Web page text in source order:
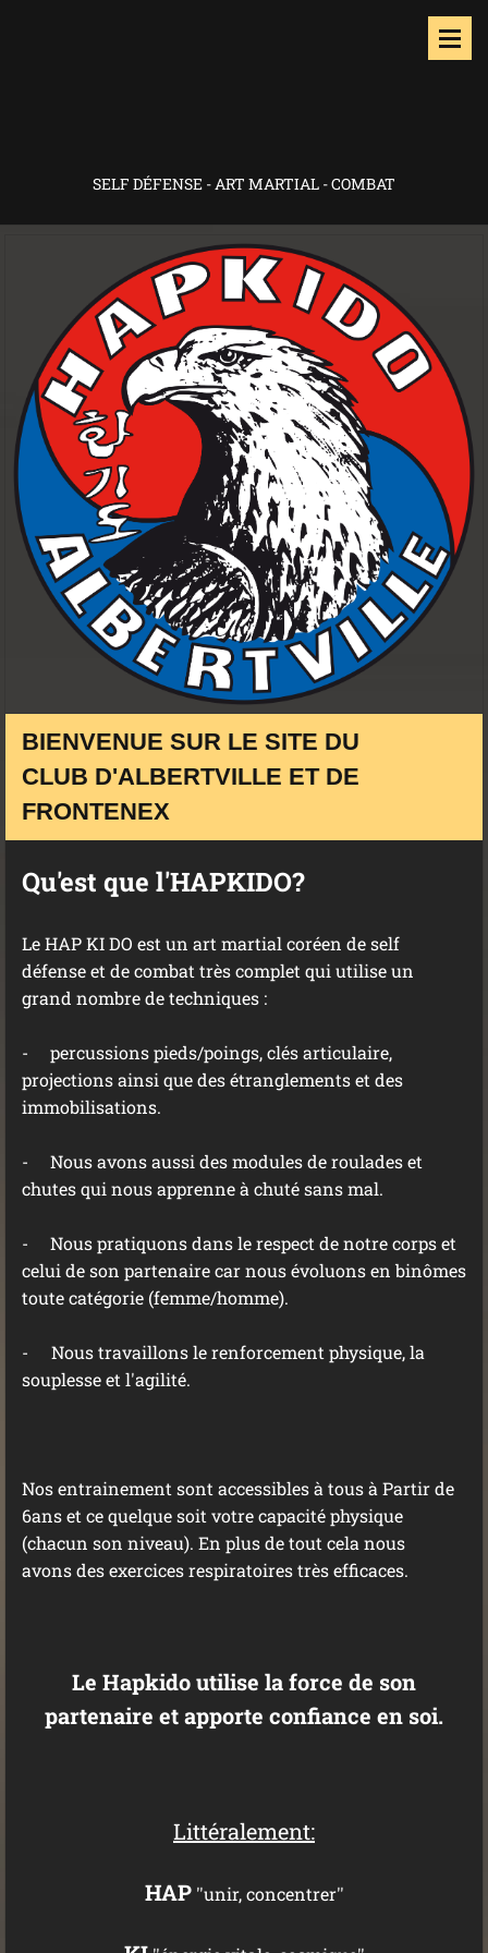
SELF DÉFENSE - ART MARTIAL - COMBAT
BIENVENUE SUR LE SITE DU
CLUB D'ALBERTVILLE ET DE
FRONTENEX
Qu'est que l'HAPKIDO?
Le HAP KI DO est un art martial coréen de self
défense et de combat très complet qui utilise un
grand nombre de techniques :
- percussions pieds/poings, clés articulaire,
projections ainsi que des étranglements et des
immobilisations.
- Nous avons aussi des modules de roulades et
chutes qui nous apprenne à chuté sans mal.
- Nous pratiquons dans le respect de notre corps et
celui de son partenaire car nous évoluons en binômes
toute catégorie (femme/homme).
-
Nous travaillons le renforcement physique, la
souplesse et l'agilité.
Nos entrainement sont accessibles à tous à Partir de
6ans et ce quelque soit votre capacité physique
(chacun son niveau). En plus de tout cela nous
avons des exercices respiratoires très efficaces.
Le Hapkido utilise la force de son
partenaire et apporte confiance en soi.
Littéralement:
HAP''unir, concentrer''